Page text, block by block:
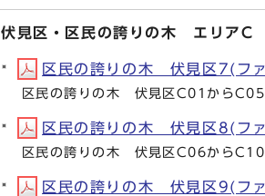
伏見区・区民の誇りの木 エリアC
区民の誇りの木 伏見区7(フ
区民の誇りの木 伏見区C01からC05
区民の誇りの木 伏見区8(フ
区民の誇りの木 伏見区C06からC10
区民の誇りの木 伏見区9(フ